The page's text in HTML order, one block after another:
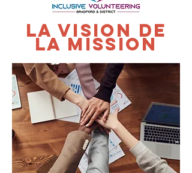
la vision de
la mission